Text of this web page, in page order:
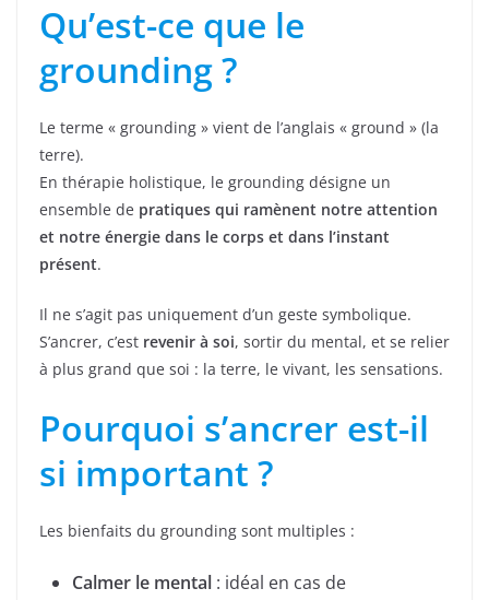
Qu’est-ce que le
grounding ?
Le terme « grounding » vient de l’anglais « ground » (la
terre).
En thérapie holistique, le grounding désigne un
ensemble de pratiques qui ramènent notre attention
et notre énergie dans le corps et dans l’instant
présent.
Il ne s’agit pas uniquement d’un geste symbolique.
S’ancrer, c’est revenir à soi, sortir du mental, et se relier
à plus grand que soi : la terre, le vivant, les sensations.
Pourquoi s’ancrer est-il
si important ?
Les bienfaits du grounding sont multiples :
Calmer le mental : idéal en cas de